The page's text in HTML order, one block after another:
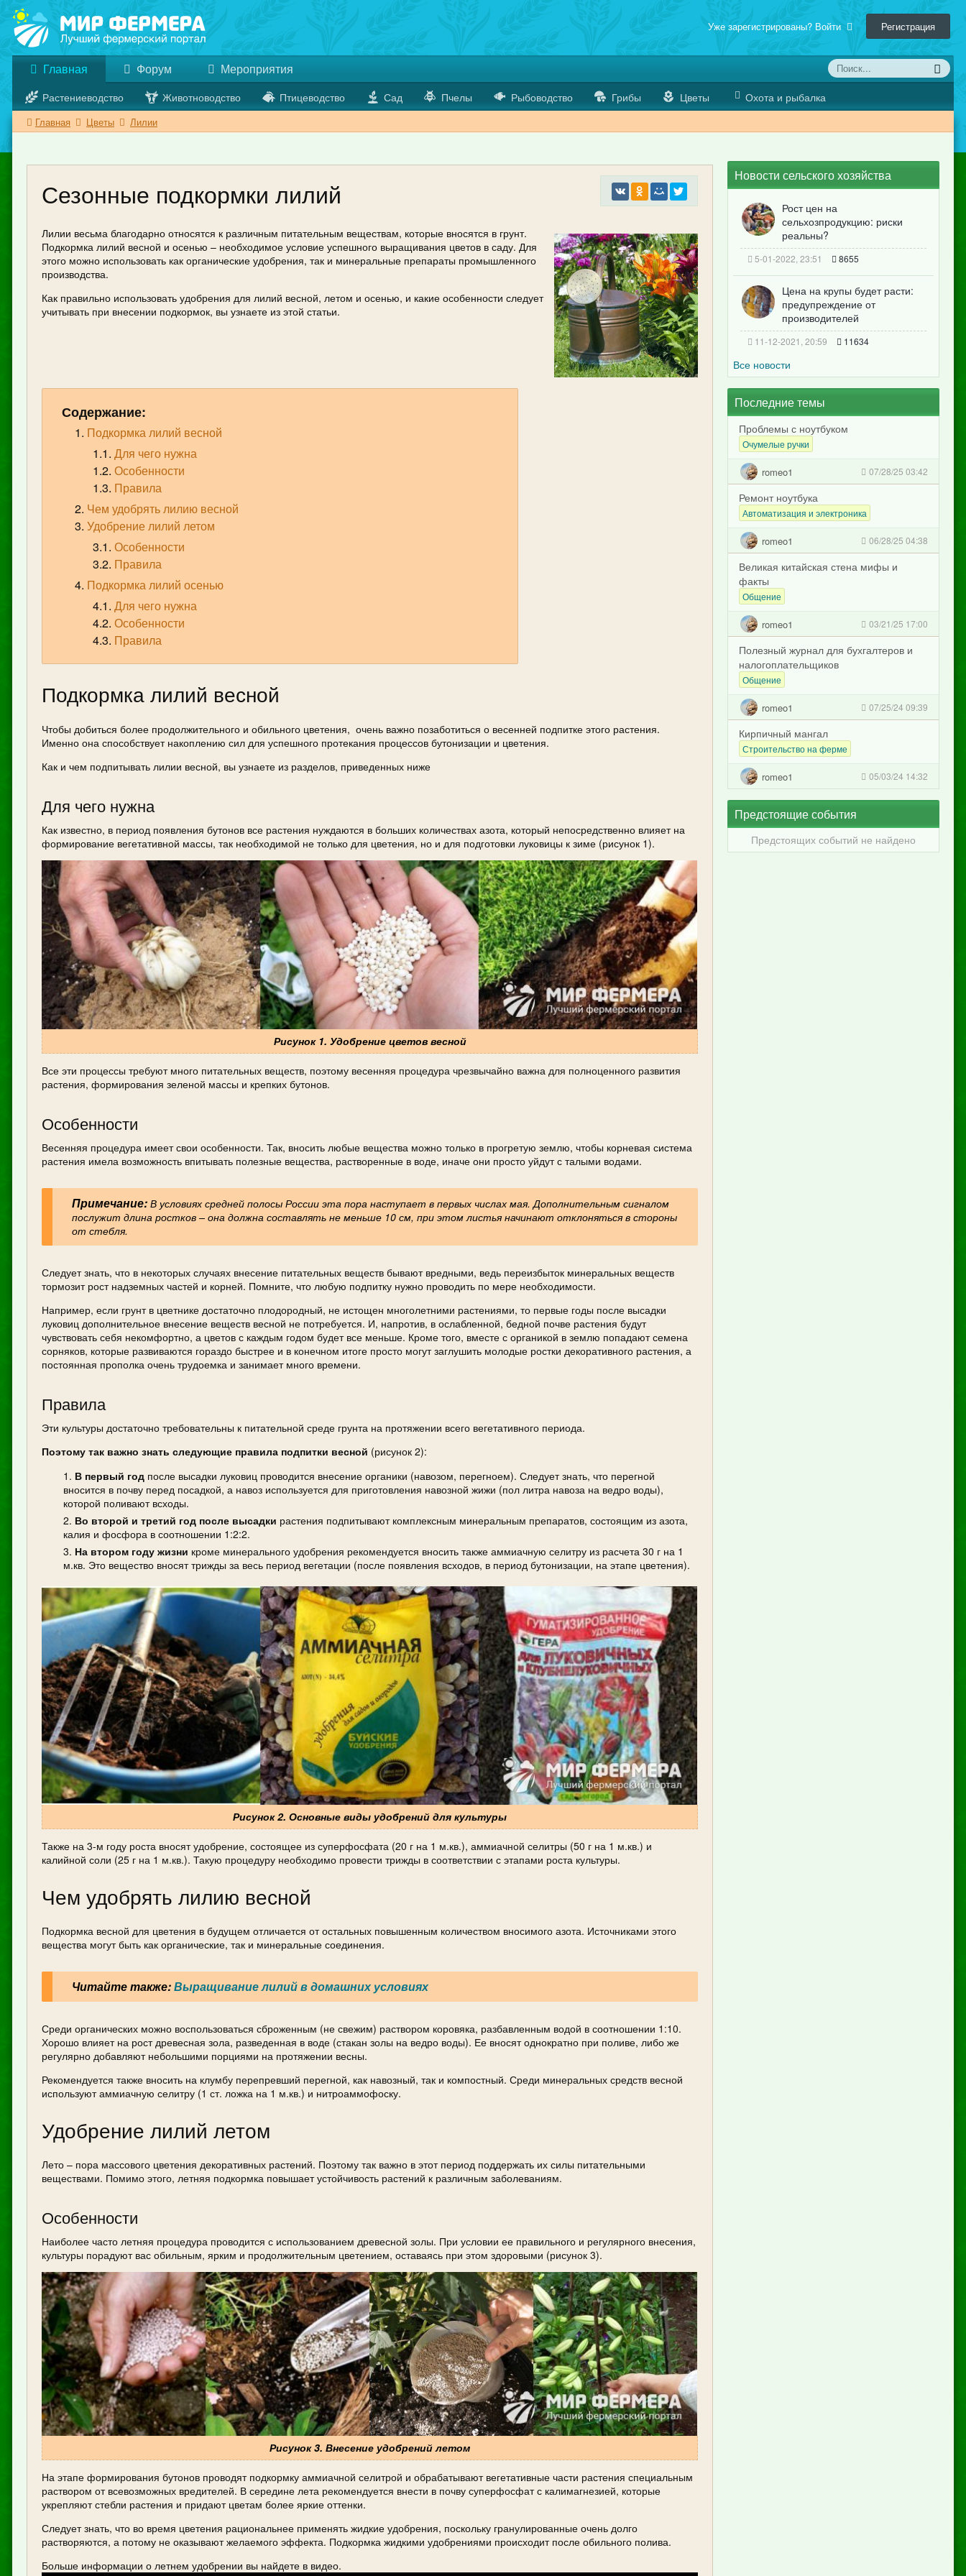
Уже зарегистрированы? Войти Регистрация
Главная
Растениеводство Животноводство Птицеводство Сад Пчелы Рыбоводство Грибы Цветы Охота и рыбалка
Форум Мероприятия
Главная Цветы Лилии
Сезонные подкормки лилий
Лилии весьма благодарно относятся к различным питательным веществам, которые вносятся в грунт.
Подкормка лилий весной и осенью – необходимое условие успешного выращивания цветов в саду. Для
этого можно использовать как органические удобрения, так и минеральные препараты промышленного
производства.
Как правильно использовать удобрения для лилий весной, летом и осенью, и какие особенности следует
учитывать при внесении подкормок, вы узнаете из этой статьи.
Содержание:
Подкормка лилий весной
Для чего нужна
Особенности
Правила
Чем удобрять лилию весной
Удобрение лилий летом
Особенности
Правила
Подкормка лилий осенью
Для чего нужна
Особенности
Правила
Подкормка лилий весной
Чтобы добиться более продолжительного и обильного цветения, очень важно позаботиться о весенней подпитке этого растения.
Именно она способствует накоплению сил для успешного протекания процессов бутонизации и цветения.
Как и чем подпитывать лилии весной, вы узнаете из разделов, приведенных ниже
Для чего нужна
Как известно, в период появления бутонов все растения нуждаются в больших количествах азота, который непосредственно влияет на
формирование вегетативной массы, так необходимой не только для цветения, но и для подготовки луковицы к зиме (рисунок 1).
Рисунок 1. Удобрение цветов весной
Все эти процессы требуют много питательных веществ, поэтому весенняя процедура чрезвычайно важна для полноценного развития
растения, формирования зеленой массы и крепких бутонов.
Особенности
Весенняя процедура имеет свои особенности. Так, вносить любые вещества можно только в прогретую землю, чтобы корневая система
растения имела возможность впитывать полезные вещества, растворенные в воде, иначе они просто уйдут с талыми водами.
Примечание: В условиях средней полосы России эта пора наступает в первых числах мая. Дополнительным сигналом
послужит длина ростков – она должна составлять не меньше 10 см, при этом листья начинают отклоняться в стороны
от стебля.
Следует знать, что в некоторых случаях внесение питательных веществ бывают вредными, ведь переизбыток минеральных веществ
тормозит рост надземных частей и корней. Помните, что любую подпитку нужно проводить по мере необходимости.
Например, если грунт в цветнике достаточно плодородный, не истощен многолетними растениями, то первые годы после высадки
луковиц дополнительное внесение веществ весной не потребуется. И, напротив, в ослабленной, бедной почве растения будут
чувствовать себя некомфортно, а цветов с каждым годом будет все меньше. Кроме того, вместе с органикой в землю попадают семена
сорняков, которые развиваются гораздо быстрее и в конечном итоге просто могут заглушить молодые ростки декоративного растения, а
постоянная прополка очень трудоемка и занимает много времени.
Правила
Эти культуры достаточно требовательны к питательной среде грунта на протяжении всего вегетативного периода.
Поэтому так важно знать следующие правила подпитки весной (рисунок 2):
В первый год после высадки луковиц проводится внесение органики (навозом, перегноем). Следует знать, что перегной
вносится в почву перед посадкой, а навоз используется для приготовления навозной жижи (пол литра навоза на ведро воды),
которой поливают всходы.
Во второй и третий год после высадки растения подпитывают комплексным минеральным препаратов, состоящим из азота,
калия и фосфора в соотношении 1:2:2.
На втором году жизни кроме минерального удобрения рекомендуется вносить также аммиачную селитру из расчета 30 г на 1
м.кв. Это вещество вносят трижды за весь период вегетации (после появления всходов, в период бутонизации, на этапе цветения).
Рисунок 2. Основные виды удобрений для культуры
Также на 3-м году роста вносят удобрение, состоящее из суперфосфата (20 г на 1 м.кв.), аммиачной селитры (50 г на 1 м.кв.) и
калийной соли (25 г на 1 м.кв.). Такую процедуру необходимо провести трижды в соответствии с этапами роста культуры.
Чем удобрять лилию весной
Подкормка весной для цветения в будущем отличается от остальных повышенным количеством вносимого азота. Источниками этого
вещества могут быть как органические, так и минеральные соединения.
Читайте также:Выращивание лилий в домашних условиях
Среди органических можно воспользоваться сброженным (не свежим) раствором коровяка, разбавленным водой в соотношении 1:10.
Хорошо влияет на рост древесная зола, разведенная в воде (стакан золы на ведро воды). Ее вносят однократно при поливе, либо же
регулярно добавляют небольшими порциями на протяжении весны.
Рекомендуется также вносить на клумбу перепревший перегной, как навозный, так и компостный. Среди минеральных средств весной
используют аммиачную селитру (1 ст. ложка на 1 м.кв.) и нитроаммофоску.
Удобрение лилий летом
Лето – пора массового цветения декоративных растений. Поэтому так важно в этот период поддержать их силы питательными
веществами. Помимо этого, летняя подкормка повышает устойчивость растений к различным заболеваниям.
Особенности
Наиболее часто летняя процедура проводится с использованием древесной золы. При условии ее правильного и регулярного внесения,
культуры порадуют вас обильным, ярким и продолжительным цветением, оставаясь при этом здоровыми (рисунок 3).
Рисунок 3. Внесение удобрений летом
На этапе формирования бутонов проводят подкормку аммиачной селитрой и обрабатывают вегетативные части растения специальным
раствором от всевозможных вредителей. В середине лета рекомендуется внести в почву суперфосфат с калимагнезией, которые
укрепляют стебли растения и придают цветам более яркие оттенки.
Следует знать, что во время цветения рациональнее применять жидкие удобрения, поскольку гранулированные очень долго
растворяются, а потому не оказывают желаемого эффекта. Подкормка жидкими удобрениями происходит после обильного полива.
Больше информации о летнем удобрении вы найдете в видео.
Новости сельского хозяйства
Рост цен на
сельхозпродукцию: риски
реальны?
5-01-2022, 23:51 8655
Цена на крупы будет расти:
предупреждение от
производителей
11-12-2021, 20:59 11634
Все новости
Последние темы
Проблемы с ноутбуком
Очумелые ручки
romeo1 07/28/25 03:42
Ремонт ноутбука
Автоматизация и электроника
romeo1 06/28/25 04:38
Великая китайская стена мифы и
факты
Общение
romeo1 03/21/25 17:00
Полезный журнал для бухгалтеров и
налогоплательщиков
Общение
romeo1 07/25/24 09:39
Кирпичный мангал
Строительство на ферме
romeo1 05/03/24 14:32
Предстоящие события
Предстоящих событий не найдено